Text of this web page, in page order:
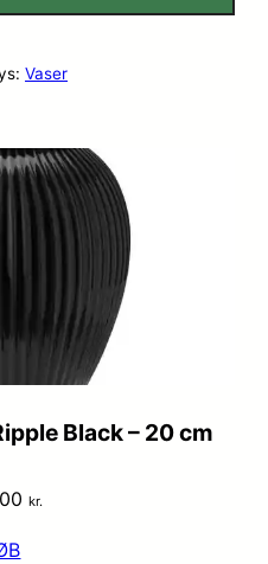
Vaser
Black – 20 cm
kr.